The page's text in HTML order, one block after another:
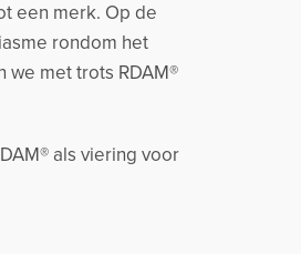
een merk. Op de
rondom het
met trots RDAM®
als viering voor